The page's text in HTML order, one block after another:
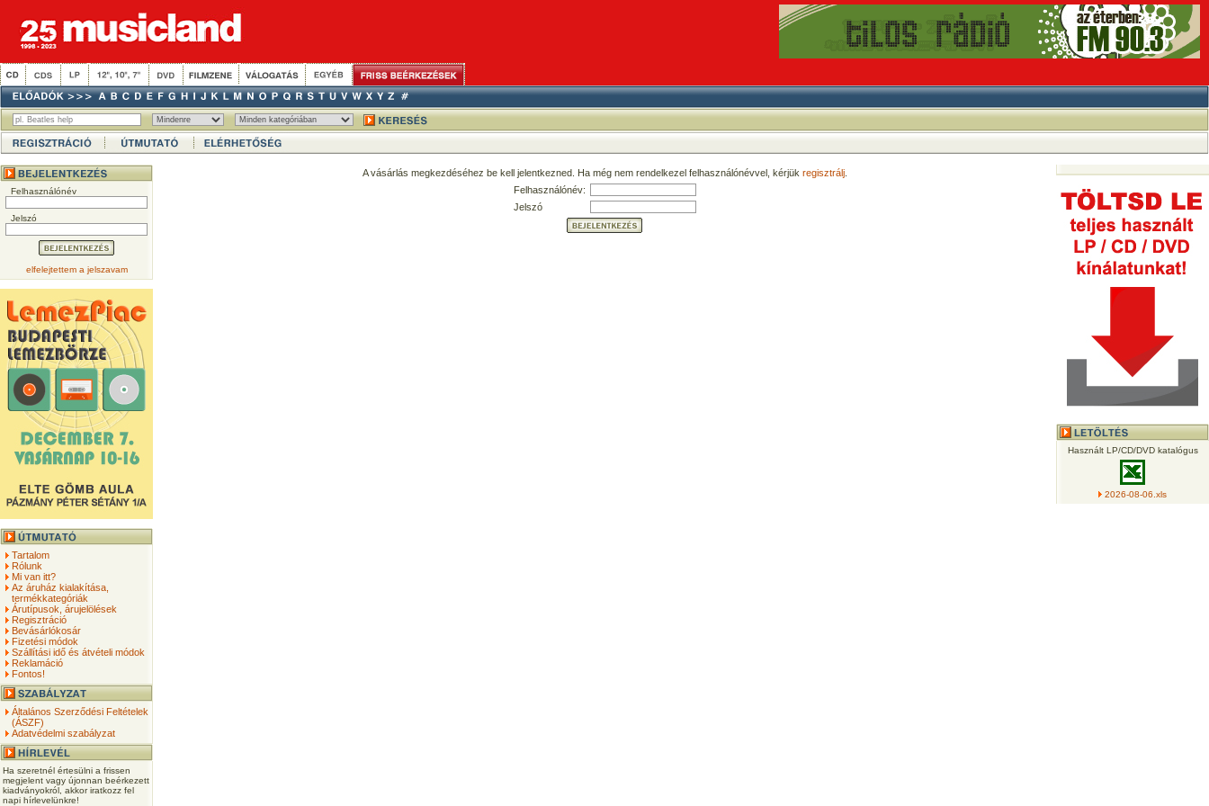
Felhasználónév
Jelszó
elfelejtettem a jelszavam
Tartalom
Rólunk
Mi van itt?
Az áruház kialakítása,
termékkategóriák
Árutípusok, árujelölések
Regisztráció
Bevásárlókosár
Fizetési módok
Szállítási idő és átvételi módok
Reklamáció
Fontos!
Általános Szerződési Feltételek
(ÁSZF)
Adatvédelmi szabályzat
Ha szeretnél értesülni a frissen
megjelent vagy újonnan beérkezett
kiadványokról, akkor iratkozz fel
napi hírlevelünkre!
A vásárlás megkezdéséhez be kell jelentkezned. Ha még nem rendelkezel felhasználónévvel, kérjük regisztrálj.
Felhasználónév:
Jelszó
Használt LP/CD/DVD katalógus
2026-08-06.xls